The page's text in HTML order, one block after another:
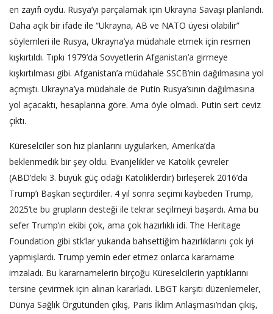
en zayıfı oydu. Rusya’yı parçalamak için Ukrayna Savaşı planlandı.
Daha açık bir ifade ile “Ukrayna, AB ve NATO üyesi olabilir”
söylemleri ile Rusya, Ukrayna’ya müdahale etmek için resmen
kışkırtıldı. Tıpkı 1979’da Sovyetlerin Afganistan’a girmeye
kışkırtılması gibi. Afganistan’a müdahale SSCB’nin dağılmasına yol
açmıştı. Ukrayna’ya müdahale de Putin Rusya’sının dağılmasına
yol açacaktı, hesaplarına göre. Ama öyle olmadı. Putin sert ceviz
çıktı.
Küreselciler son hız planlarını uygularken, Amerika’da
beklenmedik bir şey oldu. Evanjelikler ve Katolik çevreler
(ABD’deki 3. büyük güç odağı Katoliklerdir) birleşerek 2016’da
Trump’ı Başkan seçtirdiler. 4 yıl sonra seçimi kaybeden Trump,
2025’te bu grupların desteği ile tekrar seçilmeyi başardı. Ama bu
sefer Trump’ın ekibi çok, ama çok hazırlıklı idi. The Heritage
Foundation gibi stk’lar yukarıda bahsettiğim hazırlıklarını çok iyi
yapmışlardı. Trump yemin eder etmez onlarca kararname
imzaladı. Bu kararnamelerin birçoğu Küreselcilerin yaptıklarını
tersine çevirmek için alınan kararladı. LBGT karşıtı düzenlemeler,
Dünya Sağlık Örgütünden çıkış, Paris İklim Anlaşması’ndan çıkış,